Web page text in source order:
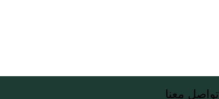
تواصل معنا